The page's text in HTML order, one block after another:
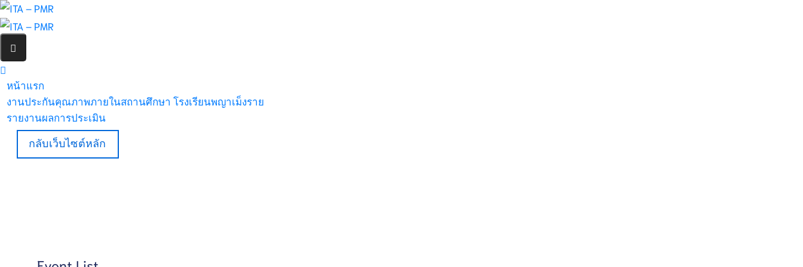
หน้าแรก
งานประกันคุณภาพภายในสถานศึกษา โรงเรียนพญาเม็งราย
รายงานผลการประเมิน
กลับเว็บไซต์หลัก